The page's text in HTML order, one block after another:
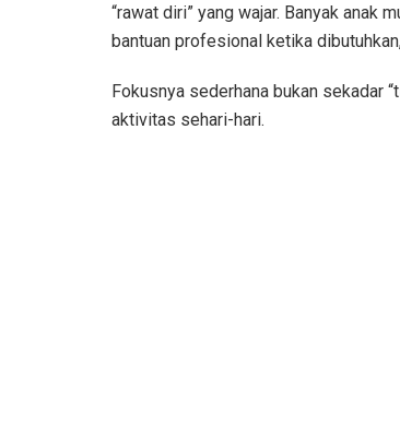
“rawat diri” yang wajar. Banyak anak
bantuan profesional ketika
Fokusnya sederhana bukan sekadar
aktivitas sehari-hari.